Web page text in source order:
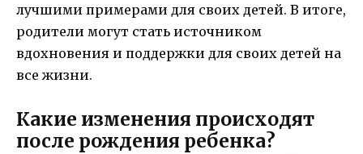
лучшими примерами для своих детей. В итоге,
родители могут стать источником
вдохновения и поддержки для своих детей на
все жизни.
Какие изменения происходят
после рождения ребенка?